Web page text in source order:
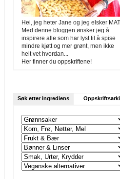
Hei, jeg heter Jane og jeg elsker
Med denne bloggen ønsker jeg å
inspirere alle som har lyst til å spise
mindre kjøtt og mer grønt, men ikke
helt vet hvordan...
Her finner du oppskriftene!
Søk etter ingrediens